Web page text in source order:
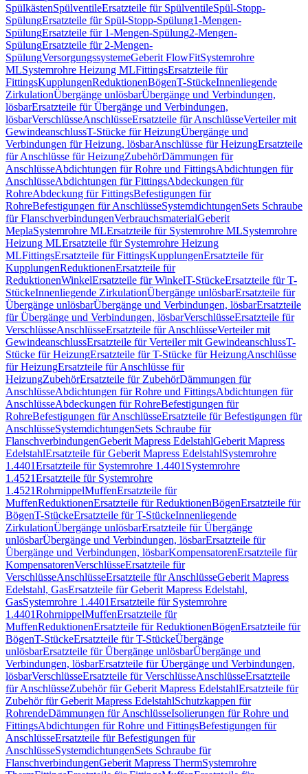
SpülkästenSpülventileErsatzteile für SpülventileSpül-Stopp-
SpülungErsatzteile für Spül-Stopp-Spülung1-Mengen-
SpülungErsatzteile für 1-Mengen-Spülung2-Mengen-
SpülungErsatzteile für 2-Mengen-
SpülungVersorgungssystemeGeberit FlowFitSystemrohre
MLSystemrohre Heizung MLFittingsErsatzteile für
FittingsKupplungenReduktionenBögenT-StückeInnenliegende
ZirkulationÜbergänge unlösbarÜbergänge und Verbindungen,
lösbarErsatzteile für Übergänge und Verbindungen,
lösbarVerschlüsseAnschlüsseErsatzteile für AnschlüsseVerteiler mit
GewindeanschlussT-Stücke für HeizungÜbergänge und
Verbindungen für Heizung, lösbarAnschlüsse für HeizungErsatzteile
für Anschlüsse für HeizungZubehörDämmungen für
AnschlüsseAbdichtungen für Rohre und FittingsAbdichtungen für
AnschlüsseAbdichtungen für FittingsAbdeckungen für
RohreAbdeckung für FittingsBefestigungen für
RohreBefestigungen für AnschlüsseSystemdichtungenSets Schraube
für FlanschverbindungenVerbrauchsmaterialGeberit
MeplaSystemrohre MLErsatzteile für Systemrohre MLSystemrohre
Heizung MLErsatzteile für Systemrohre Heizung
MLFittingsErsatzteile für FittingsKupplungenErsatzteile für
KupplungenReduktionenErsatzteile für
ReduktionenWinkelErsatzteile für WinkelT-StückeErsatzteile für T-
StückeInnenliegende ZirkulationÜbergänge unlösbarErsatzteile für
Übergänge unlösbarÜbergänge und Verbindungen, lösbarErsatzteile
für Übergänge und Verbindungen, lösbarVerschlüsseErsatzteile für
VerschlüsseAnschlüsseErsatzteile für AnschlüsseVerteiler mit
GewindeanschlussErsatzteile für Verteiler mit GewindeanschlussT-
Stücke für HeizungErsatzteile für T-Stücke für HeizungAnschlüsse
für HeizungErsatzteile für Anschlüsse für
HeizungZubehörErsatzteile für ZubehörDämmungen für
AnschlüsseAbdichtungen für Rohre und FittingsAbdichtungen für
AnschlüsseAbdeckungen für RohreBefestigungen für
RohreBefestigungen für AnschlüsseErsatzteile für Befestigungen für
AnschlüsseSystemdichtungenSets Schraube für
FlanschverbindungenGeberit Mapress EdelstahlGeberit Mapress
EdelstahlErsatzteile für Geberit Mapress EdelstahlSystemrohre
1.4401Ersatzteile für Systemrohre 1.4401 Systemrohre
1.4521Ersatzteile für Systemrohre
1.4521RohrnippelMuffenErsatzteile für
MuffenReduktionenErsatzteile für ReduktionenBögenErsatzteile für
BögenT-StückeErsatzteile für T-StückeInnenliegende
ZirkulationÜbergänge unlösbarErsatzteile für Übergänge
unlösbarÜbergänge und Verbindungen, lösbarErsatzteile für
Übergänge und Verbindungen, lösbarKompensatorenErsatzteile für
KompensatorenVerschlüsseErsatzteile für
VerschlüsseAnschlüsseErsatzteile für AnschlüsseGeberit Mapress
Edelstahl, GasErsatzteile für Geberit Mapress Edelstahl,
GasSystemrohre 1.4401Ersatzteile für Systemrohre
1.4401RohrnippelMuffenErsatzteile für
MuffenReduktionenErsatzteile für ReduktionenBögenErsatzteile für
BögenT-StückeErsatzteile für T-StückeÜbergänge
unlösbarErsatzteile für Übergänge unlösbarÜbergänge und
Verbindungen, lösbarErsatzteile für Übergänge und Verbindungen,
lösbarVerschlüsseErsatzteile für VerschlüsseAnschlüsseErsatzteile
für AnschlüsseZubehör für Geberit Mapress EdelstahlErsatzteile für
Zubehör für Geberit Mapress EdelstahlSchutzkappen für
RohrendeDämmungen für AnschlüsseIsolierungen für Rohre und
FittingsAbdichtungen für Rohre und FittingsBefestigungen für
AnschlüsseErsatzteile für Befestigungen für
AnschlüsseSystemdichtungenSets Schraube für
FlanschverbindungenGeberit Mapress ThermSystemrohre